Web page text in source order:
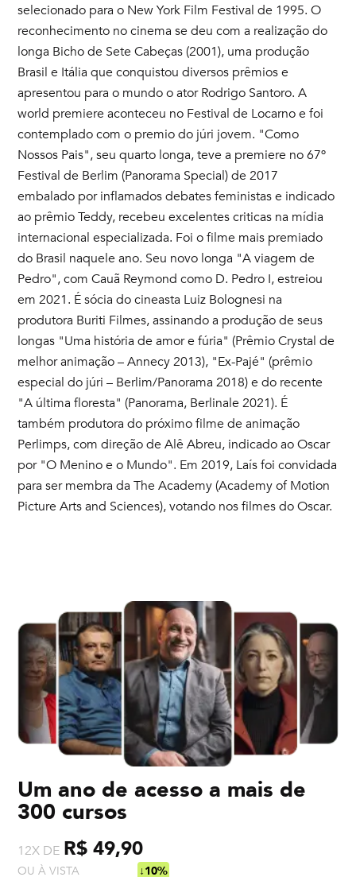
selecionado para o New York Film Festival de 1995. O
reconhecimento no cinema se deu com a realização do
longa Bicho de Sete Cabeças (2001), uma produção
Brasil e Itália que conquistou diversos prêmios e
apresentou para o mundo o ator Rodrigo Santoro. A
world premiere aconteceu no Festival de Locarno e foi
contemplado com o premio do júri jovem. "Como
Nossos Pais", seu quarto longa, teve a premiere no 67º
Festival de Berlim (Panorama Special) de 2017
embalado por inflamados debates feministas e indicado
ao prêmio Teddy, recebeu excelentes criticas na mídia
internacional especializada. Foi o filme mais premiado
do Brasil naquele ano. Seu novo longa "A viagem de
Pedro", com Cauã Reymond como D. Pedro I, estreiou
em 2021. É sócia do cineasta Luiz Bolognesi na
produtora Buriti Filmes, assinando a produção de seus
longas "Uma história de amor e fúria" (Prêmio Crystal de
melhor animação – Annecy 2013), "Ex-Pajé" (prêmio
especial do júri – Berlim/Panorama 2018) e do recente
"A última floresta" (Panorama, Berlinale 2021). É
também produtora do próximo filme de animação
Perlimps, com direção de Alê Abreu, indicado ao Oscar
por "O Menino e o Mundo". Em 2019, Laís foi convidada
para ser membra da The Academy (Academy of Motion
Picture Arts and Sciences), votando nos filmes do Oscar.
Um ano de acesso a mais de
300 cursos
12X DE R$ 49,90
OU À VISTA ↓10%